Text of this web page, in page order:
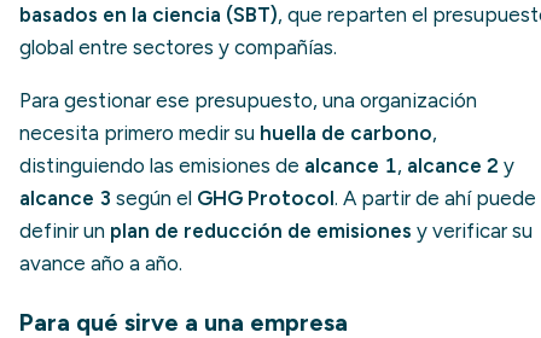
basados en la ciencia (SBT), que reparten el
global entre sectores y compañías.
Para gestionar ese presupuesto, una organización
necesita primero medir su huella de carbono,
distinguiendo las emisiones de alcance 1, alcance 2 y
alcance 3 según el GHG Protocol. A partir de ahí puede
definir un plan de reducción de emisiones y verificar su
avance año a año.
Para qué sirve a una empresa